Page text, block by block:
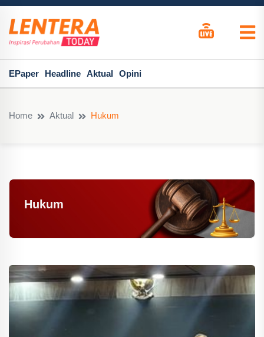
EPaper Headline Aktual Opini
Home Aktual Hukum
Hukum